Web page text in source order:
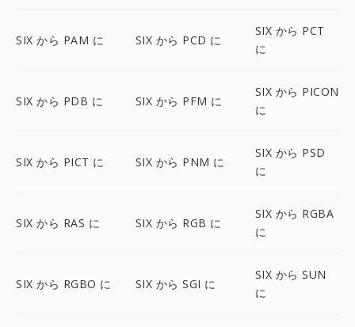
SIX から PAM に SIX から PCD に
SIX から PCT
に
SIX から PDB に SIX から PFM に
SIX から PICON
に
SIX から PICT に SIX から PNM に
SIX から PSD
に
SIX から RAS に SIX から RGB に
SIX から RGBA
に
SIX から RGBO に SIX から SGI に
SIX から SUN
に